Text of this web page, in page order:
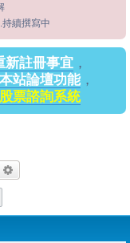
持續撰寫中
新註冊事宜 ，
本站論壇功能，
股票諮詢系統
尋